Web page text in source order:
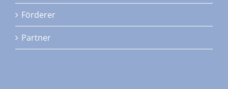
Förderer
Partner